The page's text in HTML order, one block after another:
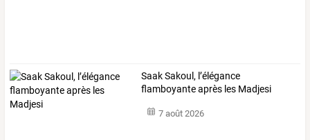
Saak Sakoul, l’élégance
flamboyante après les Madjesi
7 août 2026